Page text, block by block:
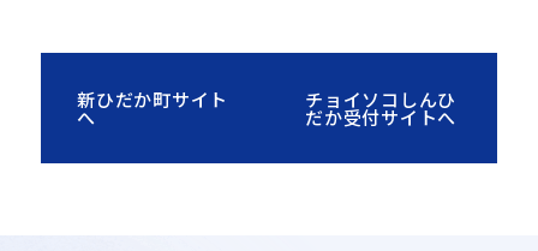
新ひだか町サイト
へ
チョイソコしんひ
だか受付サイトへ